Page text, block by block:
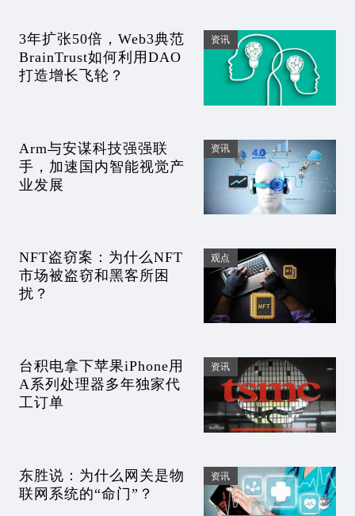
3年扩张50倍，Web3典范
BrainTrust如何利用DAO
打造增长飞轮？
资讯
Arm与安谋科技强强联
手，加速国内智能视觉产
业发展
资讯
NFT盗窃案：为什么NFT
市场被盗窃和黑客所困
扰？
观点
台积电拿下苹果iPhone用
A系列处理器多年独家代
工订单
资讯
东胜说：为什么网关是物
联网系统的“命门”？
资讯